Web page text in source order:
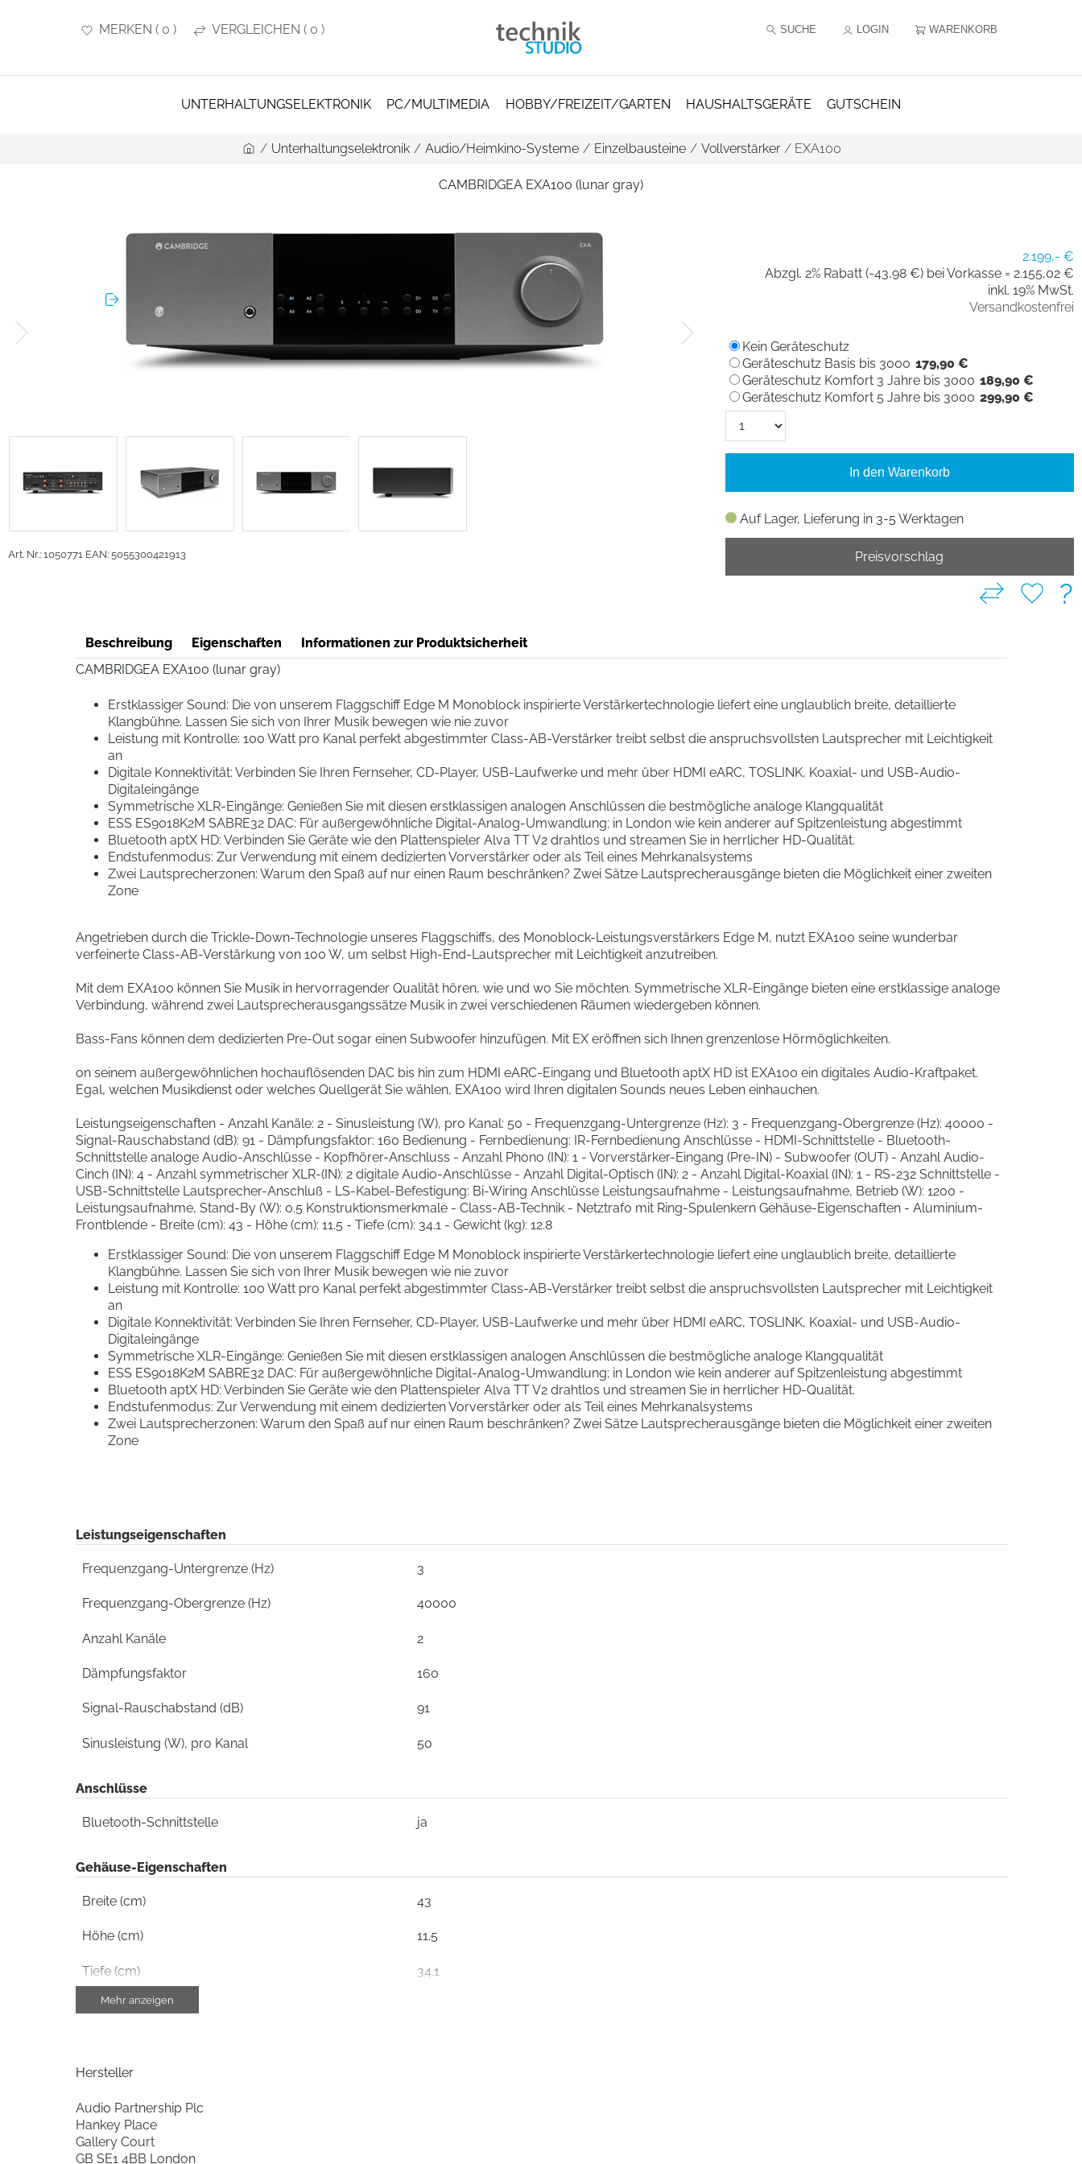
MERKEN ( 0 ) VERGLEICHEN ( 0 ) SUCHE LOGIN WARENKORB
UNTERHALTUNGSELEKTRONIK PC/MULTIMEDIA HOBBY/FREIZEIT/GARTEN HAUSHALTSGERÄTE GUTSCHEIN
/ Unterhaltungselektronik / Audio/Heimkino-Systeme / Einzelbausteine / Vollverstärker / EXA100
CAMBRIDGEA EXA100 (lunar gray)
Art. Nr.: 1050771 EAN: 5055300421913
2.199,- €
Abzgl. 2% Rabatt (-43,98 €) bei Vorkasse = 2.155,02 €
inkl. 19% MwSt.
Versandkostenfrei
Auf Lager, Lieferung in 3-5 Werktagen
Kein Geräteschutz
Geräteschutz Basis bis 3000 179,90 €
Geräteschutz Komfort 3 Jahre bis 3000 189,90 €
Geräteschutz Komfort 5 Jahre bis 3000 299,90 €
In den Warenkorb
Preisvorschlag
?
Beschreibung Eigenschaften
Informationen zur Produktsicherheit
CAMBRIDGEA EXA100 (lunar gray)
Erstklassiger Sound: Die von unserem Flaggschiff Edge M Monoblock inspirierte Verstärkertechnologie liefert eine unglaublich breite, detaillierte
Klangbühne. Lassen Sie sich von Ihrer Musik bewegen wie nie zuvor
Leistung mit Kontrolle: 100 Watt pro Kanal perfekt abgestimmter Class-AB-Verstärker treibt selbst die anspruchsvollsten Lautsprecher mit Leichtigkeit
an
Digitale Konnektivität: Verbinden Sie Ihren Fernseher, CD-Player, USB-Laufwerke und mehr über HDMI eARC, TOSLINK, Koaxial- und USB-Audio-
Digitaleingänge
Symmetrische XLR-Eingänge: Genießen Sie mit diesen erstklassigen analogen Anschlüssen die bestmögliche analoge Klangqualität
ESS ES9018K2M SABRE32 DAC: Für außergewöhnliche Digital-Analog-Umwandlung; in London wie kein anderer auf Spitzenleistung abgestimmt
Bluetooth aptX HD: Verbinden Sie Geräte wie den Plattenspieler Alva TT V2 drahtlos und streamen Sie in herrlicher HD-Qualität.
Endstufenmodus: Zur Verwendung mit einem dedizierten Vorverstärker oder als Teil eines Mehrkanalsystems
Zwei Lautsprecherzonen: Warum den Spaß auf nur einen Raum beschränken? Zwei Sätze Lautsprecherausgänge bieten die Möglichkeit einer zweiten
Zone
Angetrieben durch die Trickle-Down-Technologie unseres Flaggschiffs, des Monoblock-Leistungsverstärkers Edge M, nutzt EXA100 seine wunderbar
verfeinerte Class-AB-Verstärkung von 100 W, um selbst High-End-Lautsprecher mit Leichtigkeit anzutreiben.
Mit dem EXA100 können Sie Musik in hervorragender Qualität hören, wie und wo Sie möchten. Symmetrische XLR-Eingänge bieten eine erstklassige analoge
Verbindung, während zwei Lautsprecherausgangssätze Musik in zwei verschiedenen Räumen wiedergeben können.
Bass-Fans können dem dedizierten Pre-Out sogar einen Subwoofer hinzufügen. Mit EX eröffnen sich Ihnen grenzenlose Hörmöglichkeiten.
on seinem außergewöhnlichen hochauflösenden DAC bis hin zum HDMI eARC-Eingang und Bluetooth aptX HD ist EXA100 ein digitales Audio-Kraftpaket.
Egal, welchen Musikdienst oder welches Quellgerät Sie wählen, EXA100 wird Ihren digitalen Sounds neues Leben einhauchen.
Leistungseigenschaften - Anzahl Kanäle: 2 - Sinusleistung (W), pro Kanal: 50 - Frequenzgang-Untergrenze (Hz): 3 - Frequenzgang-Obergrenze (Hz): 40000 -
Signal-Rauschabstand (dB): 91 - Dämpfungsfaktor: 160 Bedienung - Fernbedienung: IR-Fernbedienung Anschlüsse - HDMI-Schnittstelle - Bluetooth-
Schnittstelle analoge Audio-Anschlüsse - Kopfhörer-Anschluss - Anzahl Phono (IN): 1 - Vorverstärker-Eingang (Pre-IN) - Subwoofer (OUT) - Anzahl Audio-
Cinch (IN): 4 - Anzahl symmetrischer XLR-(IN): 2 digitale Audio-Anschlüsse - Anzahl Digital-Optisch (IN): 2 - Anzahl Digital-Koaxial (IN): 1 - RS-232 Schnittstelle -
USB-Schnittstelle Lautsprecher-Anschluß - LS-Kabel-Befestigung: Bi-Wiring Anschlüsse Leistungsaufnahme - Leistungsaufnahme, Betrieb (W): 1200 -
Leistungsaufnahme, Stand-By (W): 0.5 Konstruktionsmerkmale - Class-AB-Technik - Netztrafo mit Ring-Spulenkern Gehäuse-Eigenschaften - Aluminium-
Frontblende - Breite (cm): 43 - Höhe (cm): 11.5 - Tiefe (cm): 34.1 - Gewicht (kg): 12.8
Erstklassiger Sound: Die von unserem Flaggschiff Edge M Monoblock inspirierte Verstärkertechnologie liefert eine unglaublich breite, detaillierte
Klangbühne. Lassen Sie sich von Ihrer Musik bewegen wie nie zuvor
Leistung mit Kontrolle: 100 Watt pro Kanal perfekt abgestimmter Class-AB-Verstärker treibt selbst die anspruchsvollsten Lautsprecher mit Leichtigkeit
an
Digitale Konnektivität: Verbinden Sie Ihren Fernseher, CD-Player, USB-Laufwerke und mehr über HDMI eARC, TOSLINK, Koaxial- und USB-Audio-
Digitaleingänge
Symmetrische XLR-Eingänge: Genießen Sie mit diesen erstklassigen analogen Anschlüssen die bestmögliche analoge Klangqualität
ESS ES9018K2M SABRE32 DAC: Für außergewöhnliche Digital-Analog-Umwandlung; in London wie kein anderer auf Spitzenleistung abgestimmt
Bluetooth aptX HD: Verbinden Sie Geräte wie den Plattenspieler Alva TT V2 drahtlos und streamen Sie in herrlicher HD-Qualität.
Endstufenmodus: Zur Verwendung mit einem dedizierten Vorverstärker oder als Teil eines Mehrkanalsystems
Zwei Lautsprecherzonen: Warum den Spaß auf nur einen Raum beschränken? Zwei Sätze Lautsprecherausgänge bieten die Möglichkeit einer zweiten
Zone
Leistungseigenschaften
Frequenzgang-Untergrenze (Hz) 3
Frequenzgang-Obergrenze (Hz) 40000
Anzahl Kanäle 2
Dämpfungsfaktor 160
Signal-Rauschabstand (dB) 91
Sinusleistung (W), pro Kanal 50
Anschlüsse
Bluetooth-Schnittstelle ja
Gehäuse-Eigenschaften
Breite (cm) 43
Höhe (cm) 11.5
Tiefe (cm) 34.1
Gewicht (kg)
USB-Schnittstelle
Subwoofer Ausgang
Mehr anzeigen
Hersteller
Audio Partnership Plc
Hankey Place
Gallery Court
GB SE1 4BB London